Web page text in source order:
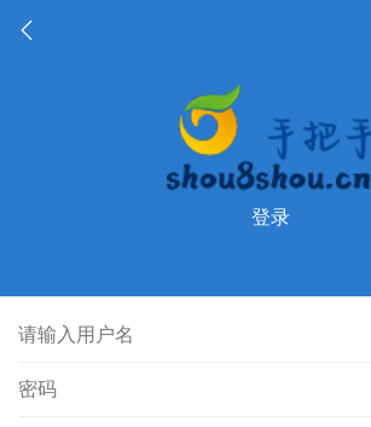
登录